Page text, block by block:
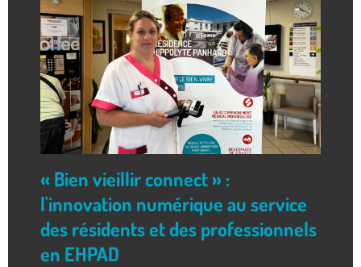
« Bien vieillir connect » :
l'innovation numérique au service
des résidents et des professionnels
en EHPAD